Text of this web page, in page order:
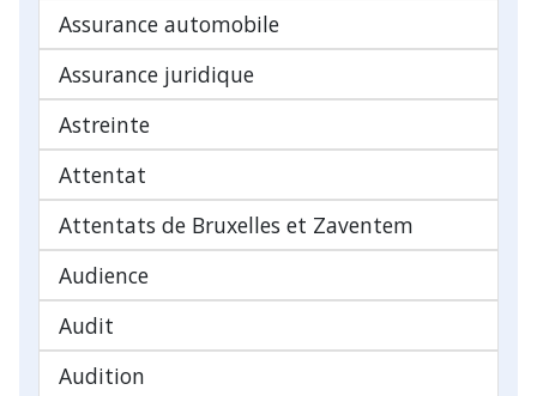
Assurance automobile
Assurance juridique
Astreinte
Attentat
Attentats de Bruxelles et Zaventem
Audience
Audit
Audition